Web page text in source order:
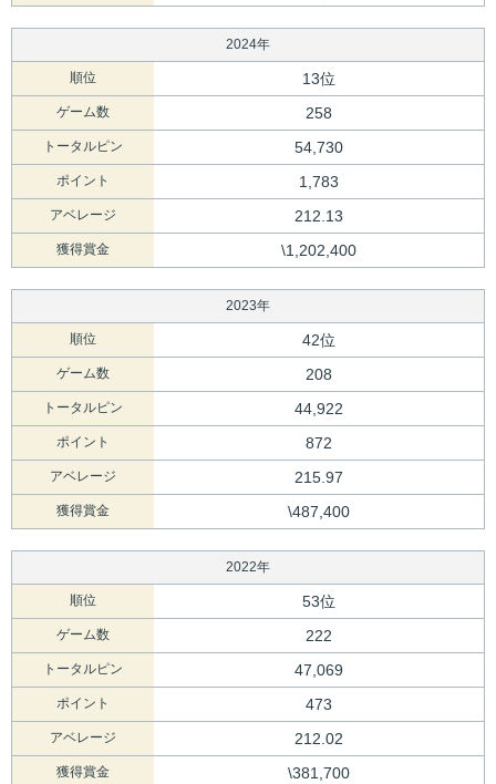
2024年
順位 13位
ゲーム数 258
トータルピン 54,730
ポイント 1,783
アベレージ 212.13
獲得賞金 \1,202,400
2023年
順位 42位
ゲーム数 208
トータルピン 44,922
ポイント 872
アベレージ 215.97
獲得賞金 \487,400
2022年
順位 53位
ゲーム数 222
トータルピン 47,069
ポイント 473
アベレージ 212.02
獲得賞金 \381,700